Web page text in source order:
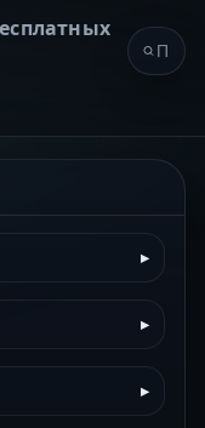
▸
▸
▸